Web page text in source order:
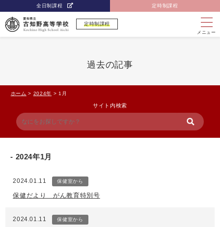
全日制課程 定時制課程
定時制課程
メニュー
過去の記事
ホーム > 2024年 > 1月
サイト内検索
2024年1月
2024.01.11 保健室から
保健だより がん教育特別号
2024.01.11 保健室から